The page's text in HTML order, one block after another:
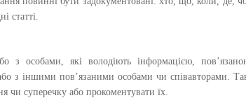
статті.
з особами, які володіють інформацією,
з іншими пов’язаними особами чи співавторами.
чи суперечку або прокоментувати їх.